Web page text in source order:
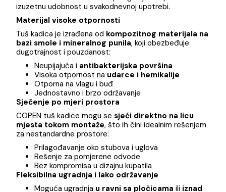
C-11-108B
COPEN SLATE BLACK tuš kadica predstavlja savršen
spoj modernog dizajna, vrhunskih materijala i izuzetne
funkcionalnosti. Namijenjena savremenim kupatilima,
ova kadica nudi maksimalnu prilagodljivost prostoru i
izuzetnu udobnost u svakodnevnoj upotrebi.
Materijal visoke otpornosti
Tuš kadica je izrađena od kompozitnog materijala
bazi smole i mineralnog punila, koji obezbeđuje
dugotrajnost i pouzdanost:
Neupijajuća iantibakterijska površina
Visoka otpornost naudarce i hemikalije
Otporna na vlagu i buđ
Jednostavno i brzo održavanje
Sječenje po mjeri prostora